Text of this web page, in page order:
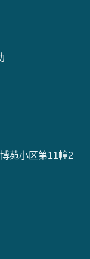
苑小区第11幢2